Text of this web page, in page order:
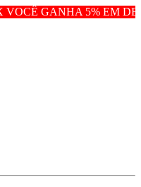
GANHA 5% EM